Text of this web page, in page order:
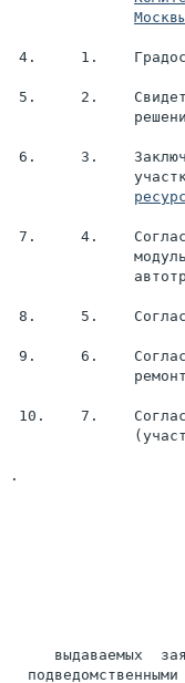
4.     1.
5.     2.
6.     3.
7.     4.
8.     5.
9.     6.
10.    7.
.
выдаваемых